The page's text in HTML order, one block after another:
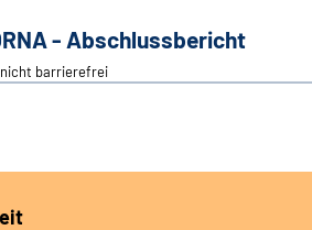
- Abschlussbericht
nicht barrierefrei